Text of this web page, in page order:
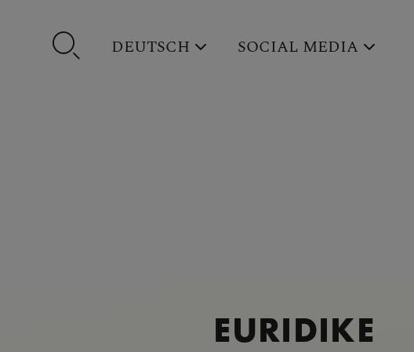
DEUTSCH SOCIAL MEDIA
EURIDIKE